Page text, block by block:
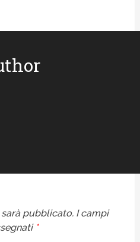
pubblicato. I campi
*